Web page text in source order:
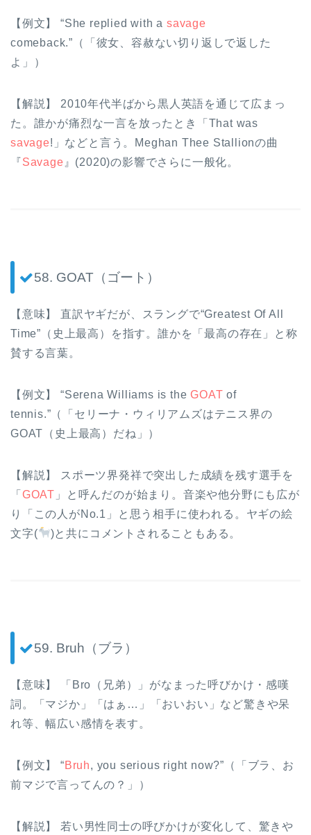
【例文】 “She replied with asavage
comeback.”（「彼女、容赦ない切り返しで返した
よ」）
【解説】 2010年代半ばから黒人英語を通じて広まっ
た。誰かが痛烈な一言を放ったとき「That was
savage!」などと言う。Meghan Thee Stallionの曲
『Savage 』(2020)の影響でさらに一般化。
58. GOAT（ゴート）
【意味】 直訳ヤギだが、スラングで“Greatest Of All
Time”（史上最高）を指す。誰かを「最高の存在」と称
賛する言葉。
【例文】 “Serena Williams is theGOAT of
tennis.”（「セリーナ・ウィリアムズはテニス界の
GOAT（史上最高）だね」）
【解説】 スポーツ界発祥で突出した成績を残す選手を
「 GOAT 」と呼んだのが始まり。音楽や他分野にも広が
り「この人がNo.1」と思う相手に使われる。ヤギの絵
文字(
)と共にコメントされることもある。
59. Bruh（ブラ）
【意味】 「Bro（兄弟）」がなまった呼びかけ・感嘆
詞。「マジか」「はぁ…」「おいおい」など驚きや呆
れ等、幅広い感情を表す。
【例文】 “Bruh, you serious right now?”（「ブラ、お
前マジで言ってんの？」）
【解説】 若い男性同士の呼びかけが変化して、驚きや